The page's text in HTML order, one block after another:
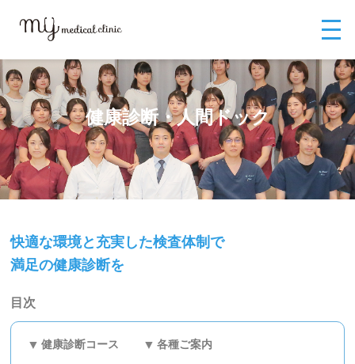
診断・人間ドック
健康診断・人間ドック
快適な環境と充実した検査体制で
満足の健康診断を
目次
健康診断コース 各種ご案内